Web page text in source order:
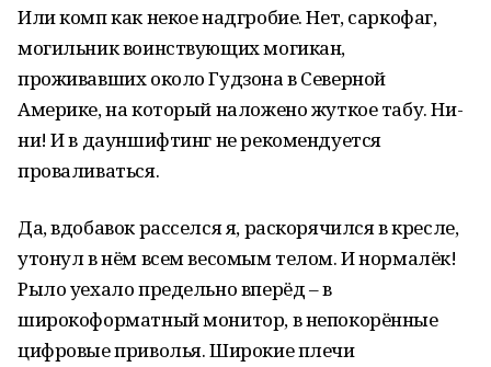
Или комп как некое надгробие. Нет, саркофаг,
могильник воинствующих могикан,
проживавших около Гудзона в Северной
Америке, на который наложено жуткое табу. Ни-
ни! И в дауншифтинг не рекомендуется
проваливаться.
Да, вдобавок расселся я, раскорячился в кресле,
утонул в нём всем весомым телом. И нормалёк!
Рыло уехало предельно вперёд – в
широкоформатный монитор, в непокорённые
цифровые приволья. Широкие плечи